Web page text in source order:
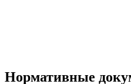
Нормативные